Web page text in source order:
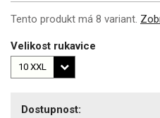
Tento produkt má 8 variant.
Velikost rukavice
Dostupnost: